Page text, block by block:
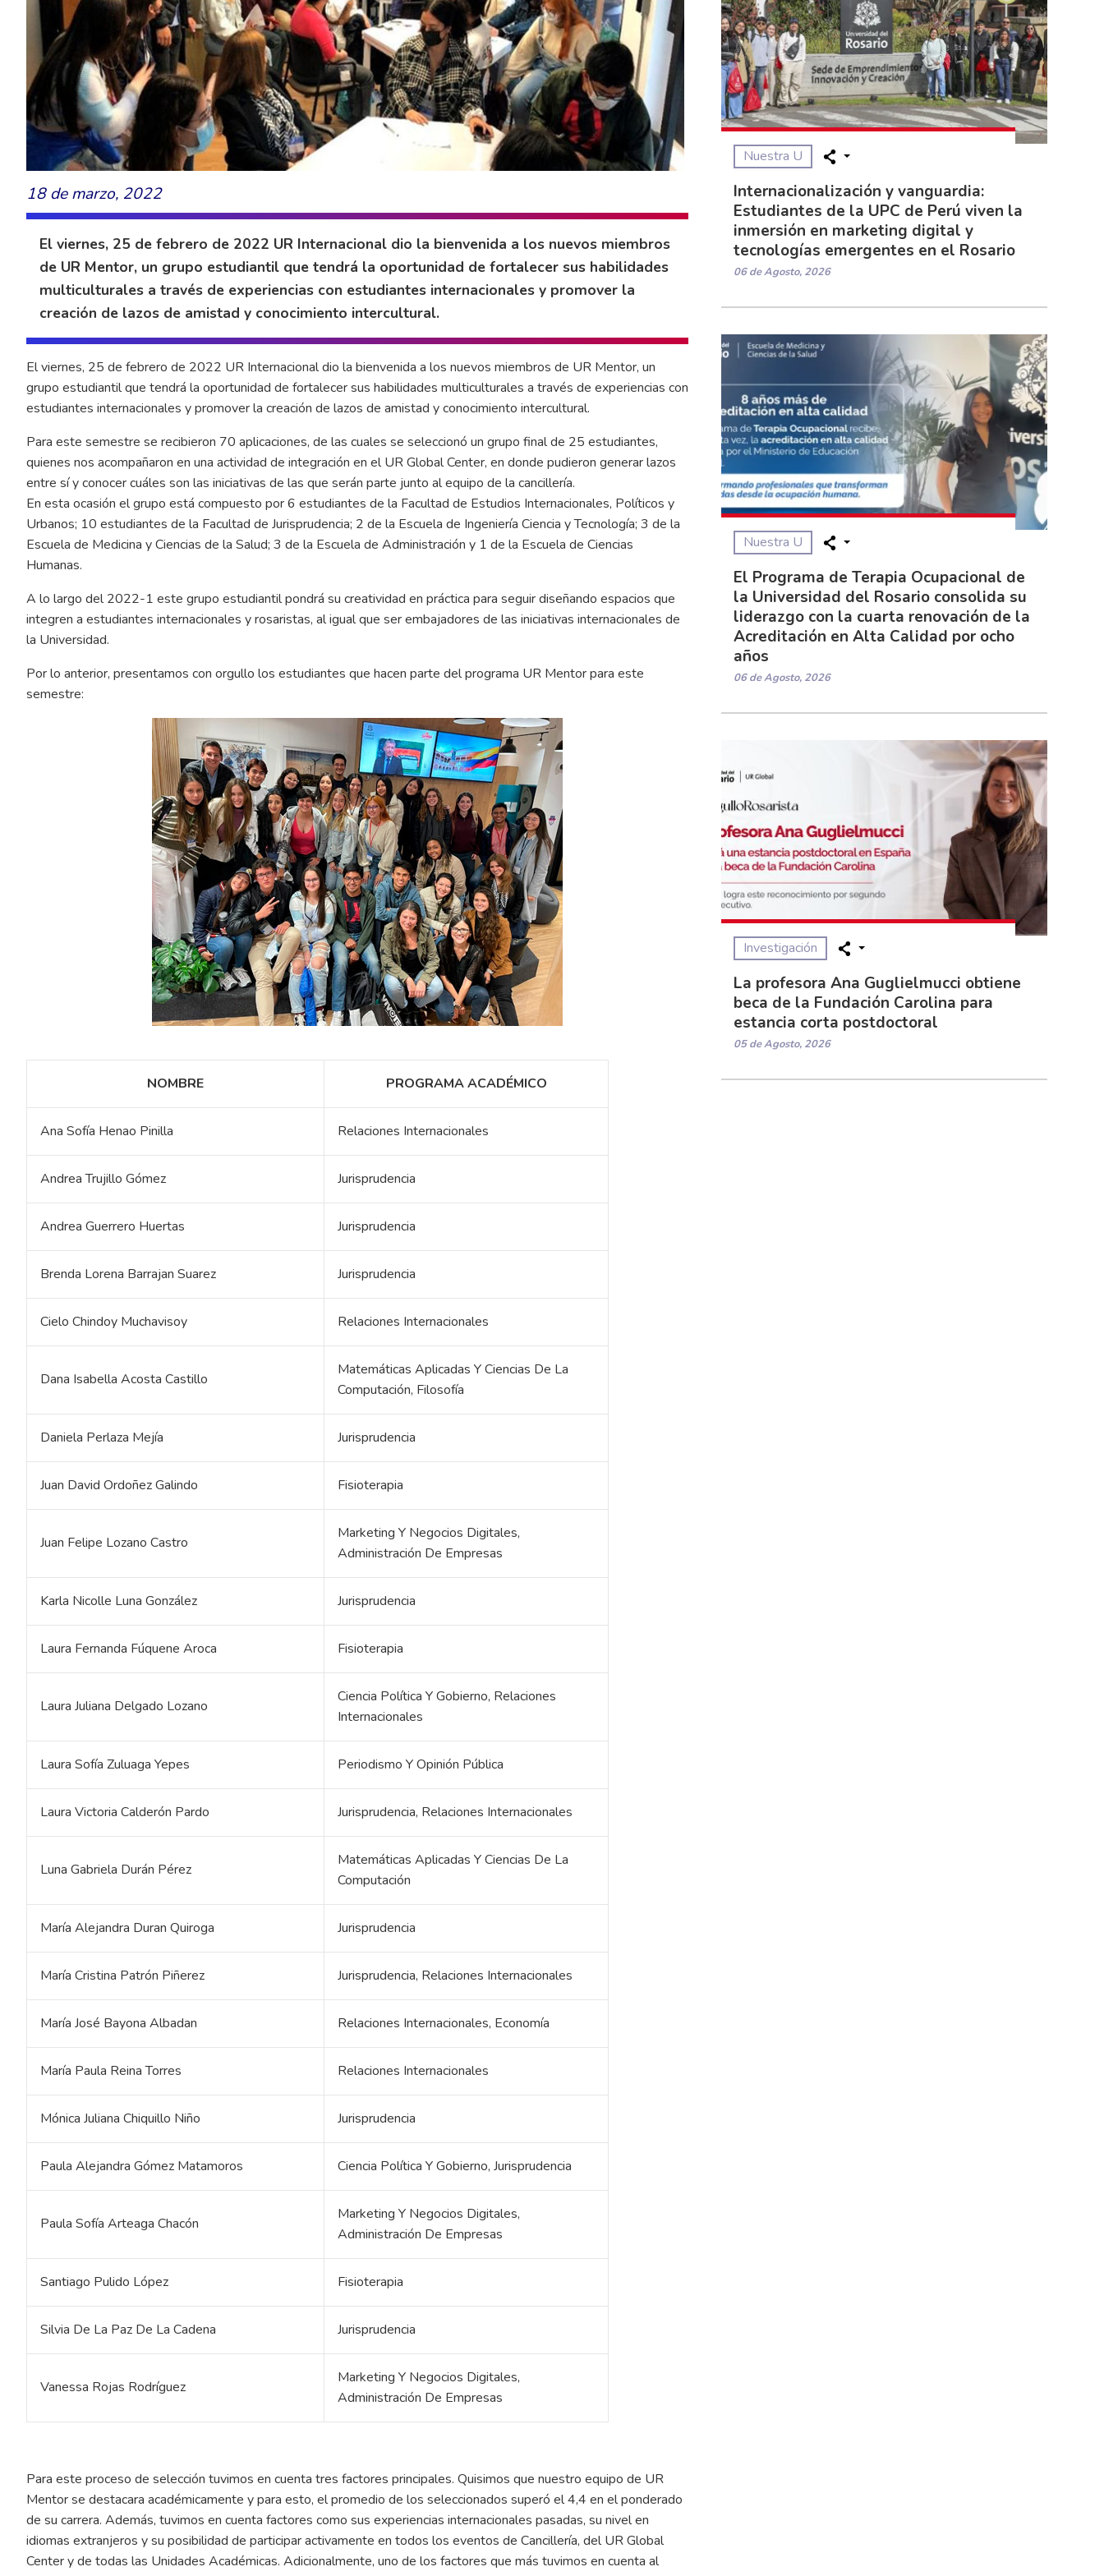
18 de marzo, 2022
El viernes, 25 de febrero de 2022 UR Internacional dio la bienvenida a los nuevos miembros
de UR Mentor, un grupo estudiantil que tendrá la oportunidad de fortalecer sus habilidades
multiculturales a través de experiencias con estudiantes internacionales y promover la
creación de lazos de amistad y conocimiento intercultural.
El viernes, 25 de febrero de 2022 UR Internacional dio la bienvenida a los nuevos miembros de UR Mentor, un
grupo estudiantil que tendrá la oportunidad de fortalecer sus habilidades multiculturales a través de experiencias con
estudiantes internacionales y promover la creación de lazos de amistad y conocimiento intercultural.
Para este semestre se recibieron 70 aplicaciones, de las cuales se seleccionó un grupo final de 25 estudiantes,
quienes nos acompañaron en una actividad de integración en el UR Global Center, en donde pudieron generar lazos
entre sí y conocer cuáles son las iniciativas de las que serán parte junto al equipo de la cancillería.
En esta ocasión el grupo está compuesto por 6 estudiantes de la Facultad de Estudios Internacionales, Políticos y
Urbanos; 10 estudiantes de la Facultad de Jurisprudencia; 2 de la Escuela de Ingeniería Ciencia y Tecnología; 3 de la
Escuela de Medicina y Ciencias de la Salud; 3 de la Escuela de Administración y 1 de la Escuela de Ciencias
Humanas.
A lo largo del 2022-1 este grupo estudiantil pondrá su creatividad en práctica para seguir diseñando espacios que
integren a estudiantes internacionales y rosaristas, al igual que ser embajadores de las iniciativas internacionales de
la Universidad.
Por lo anterior, presentamos con orgullo los estudiantes que hacen parte del programa UR Mentor para este
semestre:
NOMBRE PROGRAMA ACADÉMICO
Ana Sofía Henao Pinilla Relaciones Internacionales
Andrea Trujillo Gómez Jurisprudencia
Andrea Guerrero Huertas Jurisprudencia
Brenda Lorena Barrajan Suarez Jurisprudencia
Cielo Chindoy Muchavisoy Relaciones Internacionales
Dana Isabella Acosta Castillo
Matemáticas Aplicadas Y Ciencias De La
Computación, Filosofía
Daniela Perlaza Mejía Jurisprudencia
Juan David Ordoñez Galindo Fisioterapia
Juan Felipe Lozano Castro
Marketing Y Negocios Digitales,
Administración De Empresas
Karla Nicolle Luna González Jurisprudencia
Laura Fernanda Fúquene Aroca Fisioterapia
Laura Juliana Delgado Lozano
Ciencia Política Y Gobierno, Relaciones
Internacionales
Laura Sofía Zuluaga Yepes Periodismo Y Opinión Pública
Laura Victoria Calderón Pardo Jurisprudencia, Relaciones Internacionales
Luna Gabriela Durán Pérez
Matemáticas Aplicadas Y Ciencias De La
Computación
María Alejandra Duran Quiroga Jurisprudencia
María Cristina Patrón Piñerez Jurisprudencia, Relaciones Internacionales
María José Bayona Albadan Relaciones Internacionales, Economía
María Paula Reina Torres Relaciones Internacionales
Mónica Juliana Chiquillo Niño Jurisprudencia
Paula Alejandra Gómez Matamoros Ciencia Política Y Gobierno, Jurisprudencia
Paula Sofía Arteaga Chacón
Marketing Y Negocios Digitales,
Administración De Empresas
Santiago Pulido López Fisioterapia
Silvia De La Paz De La Cadena Jurisprudencia
Vanessa Rojas Rodríguez
Marketing Y Negocios Digitales,
Administración De Empresas
Para este proceso de selección tuvimos en cuenta tres factores principales. Quisimos que nuestro equipo de UR
Mentor se destacara académicamente y para esto, el promedio de los seleccionados superó el 4,4 en el ponderado
de su carrera. Además, tuvimos en cuenta factores como sus experiencias internacionales pasadas, su nivel en
idiomas extranjeros y su posibilidad de participar activamente en todos los eventos de Cancillería, del UR Global
Center y de todas las Unidades Académicas. Adicionalmente, uno de los factores que más tuvimos en cuenta al
Nuestra U
Internacionalización y vanguardia:
Estudiantes de la UPC de Perú viven la
inmersión en marketing digital y
tecnologías emergentes en el Rosario
06 de Agosto, 2026
Nuestra U
El Programa de Terapia Ocupacional de
la Universidad del Rosario consolida su
liderazgo con la cuarta renovación de la
Acreditación en Alta Calidad por ocho
años
06 de Agosto, 2026
Investigación
La profesora Ana Guglielmucci obtiene
beca de la Fundación Carolina para
estancia corta postdoctoral
05 de Agosto, 2026